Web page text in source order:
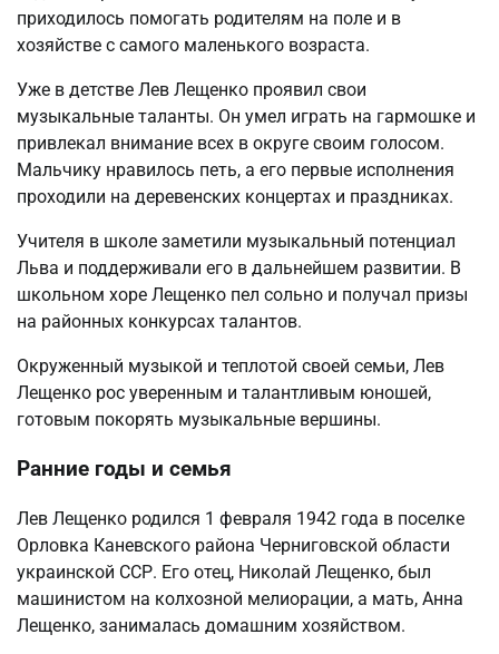
приходилось помогать родителям на поле и в
хозяйстве с самого маленького возраста.
Уже в детстве Лев Лещенко проявил свои
музыкальные таланты. Он умел играть на гармошке и
привлекал внимание всех в округе своим голосом.
Мальчику нравилось петь, а его первые исполнения
проходили на деревенских концертах и праздниках.
Учителя в школе заметили музыкальный потенциал
Льва и поддерживали его в дальнейшем развитии. В
школьном хоре Лещенко пел сольно и получал призы
на районных конкурсах талантов.
Окруженный музыкой и теплотой своей семьи, Лев
Лещенко рос уверенным и талантливым юношей,
готовым покорять музыкальные вершины.
Ранние годы и семья
Лев Лещенко родился 1 февраля 1942 года в поселке
Орловка Каневского района Черниговской области
украинской ССР. Его отец, Николай Лещенко, был
машинистом на колхозной мелиорации, а мать, Анна
Лещенко, занималась домашним хозяйством.